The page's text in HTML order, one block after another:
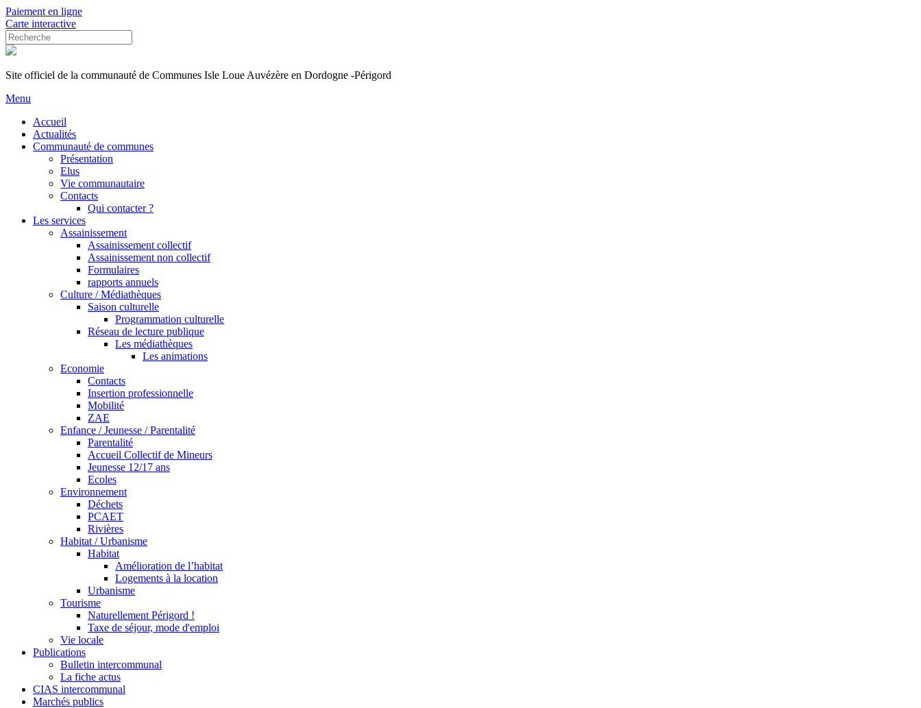
Paiement en ligne
Carte interactive
Site officiel de la communauté de Communes Isle Loue Auvézère en Dordogne -Périgord
Menu
Accueil
Actualités
Communauté de communes
Présentation
Elus
Vie communautaire
Contacts
Qui contacter ?
Les services
Assainissement
Assainissement collectif
Assainissement non collectif
Formulaires
rapports annuels
Culture / Médiathèques
Saison culturelle
Programmation culturelle
Réseau de lecture publique
Les médiathèques
Les animations
Economie
Contacts
Insertion professionnelle
Mobilité
ZAE
Enfance / Jeunesse / Parentalité
Parentalité
Accueil Collectif de Mineurs
Jeunesse 12/17 ans
Ecoles
Environnement
Déchets
PCAET
Rivières
Habitat / Urbanisme
Habitat
Amélioration de l’habitat
Logements à la location
Urbanisme
Tourisme
Naturellement Périgord !
Taxe de séjour, mode d'emploi
Vie locale
Publications
Bulletin intercommunal
La fiche actus
CIAS intercommunal
Marchés publics